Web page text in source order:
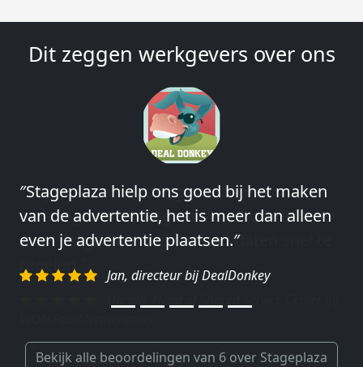
Dit zeggen werkgevers over ons
″Stageplaza hielp ons goed bij het maken
van de advertentie, het is meer dan alleen
even je advertentie plaatsen.″
Jan, directeur bij DealDonkey
″Wij hebben in ieder geval prima
ervaringen met Stageplaza: elke keer weer
weet Stageplaza prima kandidaten snel te
regelen.″
Bekijk alle beoordelingen van 6 over Stageplaza